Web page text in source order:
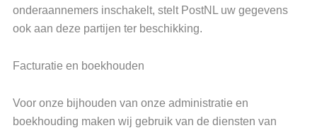
onderaannemers inschakelt, stelt PostNL uw gegevens
ook aan deze partijen ter beschikking.
Facturatie en boekhouden
Voor onze bijhouden van onze administratie en
boekhouding maken wij gebruik van de diensten van